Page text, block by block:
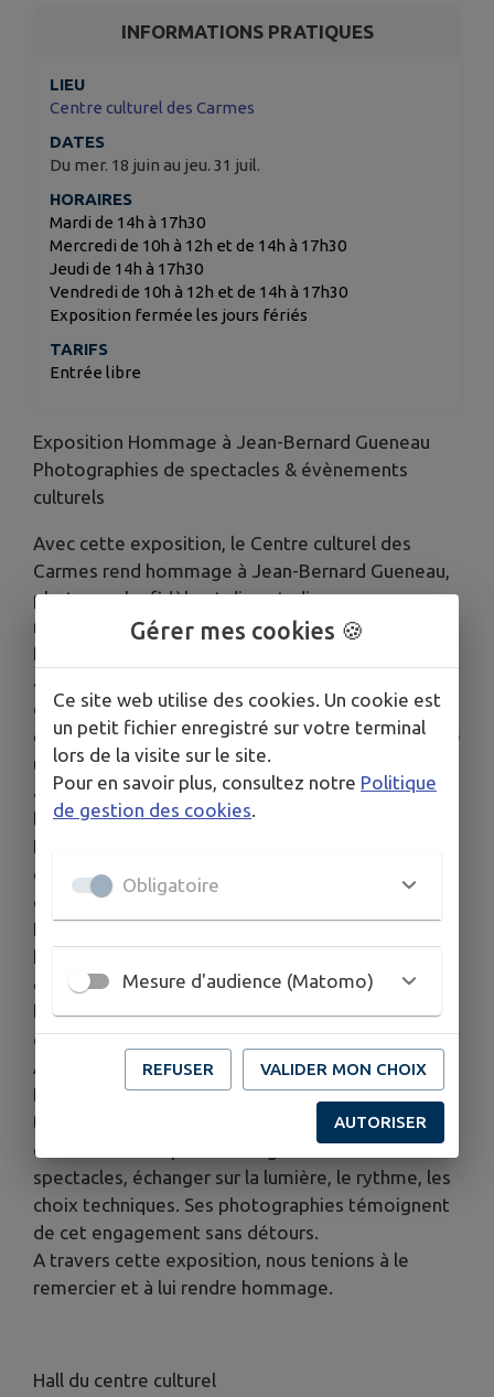
INFORMATIONS PRATIQUES
LIEU
Centre culturel des Carmes
DATES
Du mer. 18 juin au jeu. 31 juil.
HORAIRES
Mardi de 14h à 17h30
Mercredi de 10h à 12h et de 14h à 17h30
Jeudi de 14h à 17h30
Vendredi de 10h à 12h et de 14h à 17h30
Exposition fermée les jours fériés
TARIFS
Entrée libre
Exposition Hommage à Jean-Bernard Gueneau
Photographies de spectacles & évènements
culturels
Avec cette exposition, le Centre culturel des
Carmes rend hommage à Jean-Bernard Gueneau,
photographe fidèle et discret, disparu
récemment.
Pendant plus de 15 ans, Jean-Bernard a
accompagné la programmation des Carmes avec
constance et passion. À chaque représentation, il
était là, pour capter les instants clés, l’atmosphère
unique du spectacle vivant. Son travail constitue
aujourd’hui une mémoire visuelle précieuse pour
le service culturel de la Ville.
Photographe attentif et exigeant, il partageait
chaque fin de saison une sélection de ses clichés
dans une exposition très attendue et appréciée.
En ce mois de juin, nous avons souhaité lui rendre
hommage avec une rétrospective non exhaustive
de son travail. Elle clôt une collaboration de
longue date, marquée par la rigueur, la sensibilité
et une grande qualité artistique.
Au-delà de son regard professionnel, Jean-
Bernard faisait partie intégrante de l’équipe :
toujours présent, toujours disponible, toujours
curieux. Il savait poser un regard franc sur les
spectacles, échanger sur la lumière, le rythme, les
choix techniques. Ses photographies témoignent
de cet engagement sans détours.
A travers cette exposition, nous tenions à le
remercier et à lui rendre hommage.
Hall du centre culturel
Gérer mes cookies 🍪
Ce site web utilise des cookies. Un cookie est
un petit fichier enregistré sur votre terminal
lors de la visite sur le site.
Pour en savoir plus, consultez notre Politique
de gestion des cookies
Obligatoire
Mesure d'audience (Matomo)
REFUSER VALIDER MON CHOIX
AUTORISER